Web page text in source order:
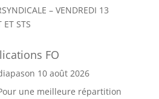
– VENDREDI 13
ET STS
FO
10 août 2026
une meilleure répartition